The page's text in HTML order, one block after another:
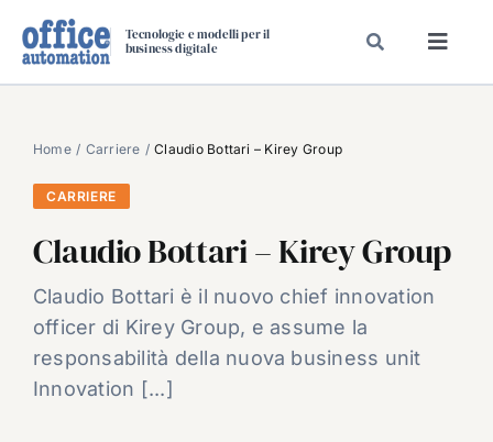
Tecnologie e modelli per il
business digitale
SPECIAL PAPER
TAVOLE ROTONDE DI REDAZIONE
CARRIERE
VIDEO
CHI SIAMO
Home Carriere Claudio Bottari – Kirey Group
CARRIERE
Claudio Bottari – Kirey Group
Claudio Bottari è il nuovo chief innovation
officer di Kirey Group, e assume la
responsabilità della nuova business unit
Innovation [...]